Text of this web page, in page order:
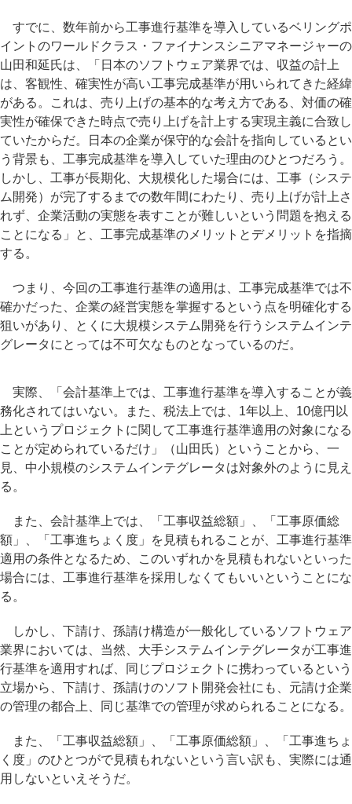
すでに、数年前から工事進行基準を導入しているベリングポ
イントのワールドクラス・ファイナンスシニアマネージャーの
山田和延氏は、「日本のソフトウェア業界では、収益の計上
は、客観性、確実性が高い工事完成基準が用いられてきた経緯
がある。これは、売り上げの基本的な考え方である、対価の確
実性が確保できた時点で売り上げを計上する実現主義に合致し
ていたからだ。日本の企業が保守的な会計を指向しているとい
う背景も、工事完成基準を導入していた理由のひとつだろう。
しかし、工事が長期化、大規模化した場合には、工事（システ
ム開発）が完了するまでの数年間にわたり、売り上げが計上さ
れず、企業活動の実態を表すことが難しいという問題を抱える
ことになる」と、工事完成基準のメリットとデメリットを指摘
する。
つまり、今回の工事進行基準の適用は、工事完成基準では不
確かだった、企業の経営実態を掌握するという点を明確化する
狙いがあり、とくに大規模システム開発を行うシステムインテ
グレータにとっては不可欠なものとなっているのだ。
実際、「会計基準上では、工事進行基準を導入することが義
務化されてはいない。また、税法上では、1年以上、10億円以
上というプロジェクトに関して工事進行基準適用の対象になる
ことが定められているだけ」（山田氏）ということから、一
見、中小規模のシステムインテグレータは対象外のように見え
る。
また、会計基準上では、「工事収益総額」、「工事原価総
額」、「工事進ちょく度」を見積もれることが、工事進行基準
適用の条件となるため、このいずれかを見積もれないといった
場合には、工事進行基準を採用しなくてもいいということにな
る。
しかし、下請け、孫請け構造が一般化しているソフトウェア
業界においては、当然、大手システムインテグレータが工事進
行基準を適用すれば、同じプロジェクトに携わっているという
立場から、下請け、孫請けのソフト開発会社にも、元請け企業
の管理の都合上、同じ基準での管理が求められることになる。
また、「工事収益総額」、「工事原価総額」、「工事進ちょ
く度」のひとつがで見積もれないという言い訳も、実際には通
用しないといえそうだ。